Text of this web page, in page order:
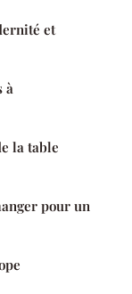
et
à
la table
pour un